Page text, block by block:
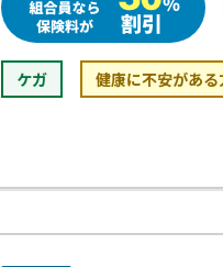
ケガ 健康に不安がある